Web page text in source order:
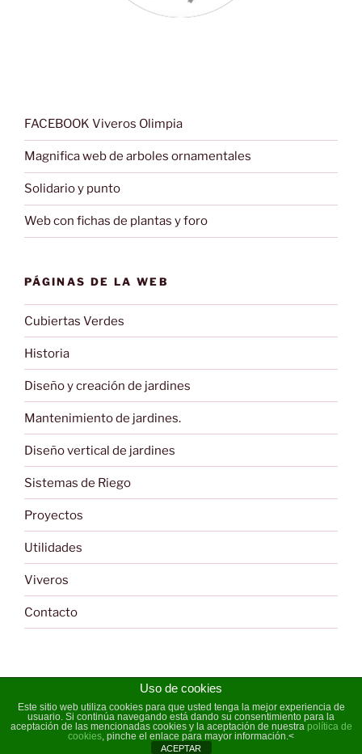
FACEBOOK Viveros Olimpia
Magnifica web de arboles ornamentales
Solidario y punto
Web con fichas de plantas y foro
PÁGINAS DE LA WEB
Cubiertas Verdes
Historia
Diseño y creación de jardines
Mantenimiento de jardines.
Diseño vertical de jardines
Sistemas de Riego
Proyectos
Utilidades
Viveros
Contacto
Política de cookies Funciona gracias a WordPress
Uso de cookies
Este sitio web utiliza cookies para que usted tenga la mejor experiencia de
usuario. Si continúa navegando está dando su consentimiento para la
aceptación de las mencionadas cookies y la aceptación de nuestra política de
cookies, pinche el enlace para mayor información.<
ACEPTAR